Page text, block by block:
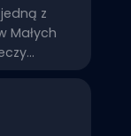
z
Małych